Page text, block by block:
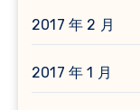
2017 年 2 月
2017 年 1 月